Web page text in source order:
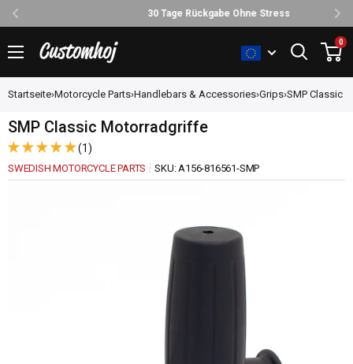
30 Tage Rückgabe Ohne Stress
zum
Inhalt
Customhoj
0
Startseite›Motorcycle Parts›Handlebars & Accessories›Grips›SMP Classic
SMP Classic Motorradgriffe
(1)
SWEDISH MOTORCYCLE PARTS SKU: A156-816561-SMP